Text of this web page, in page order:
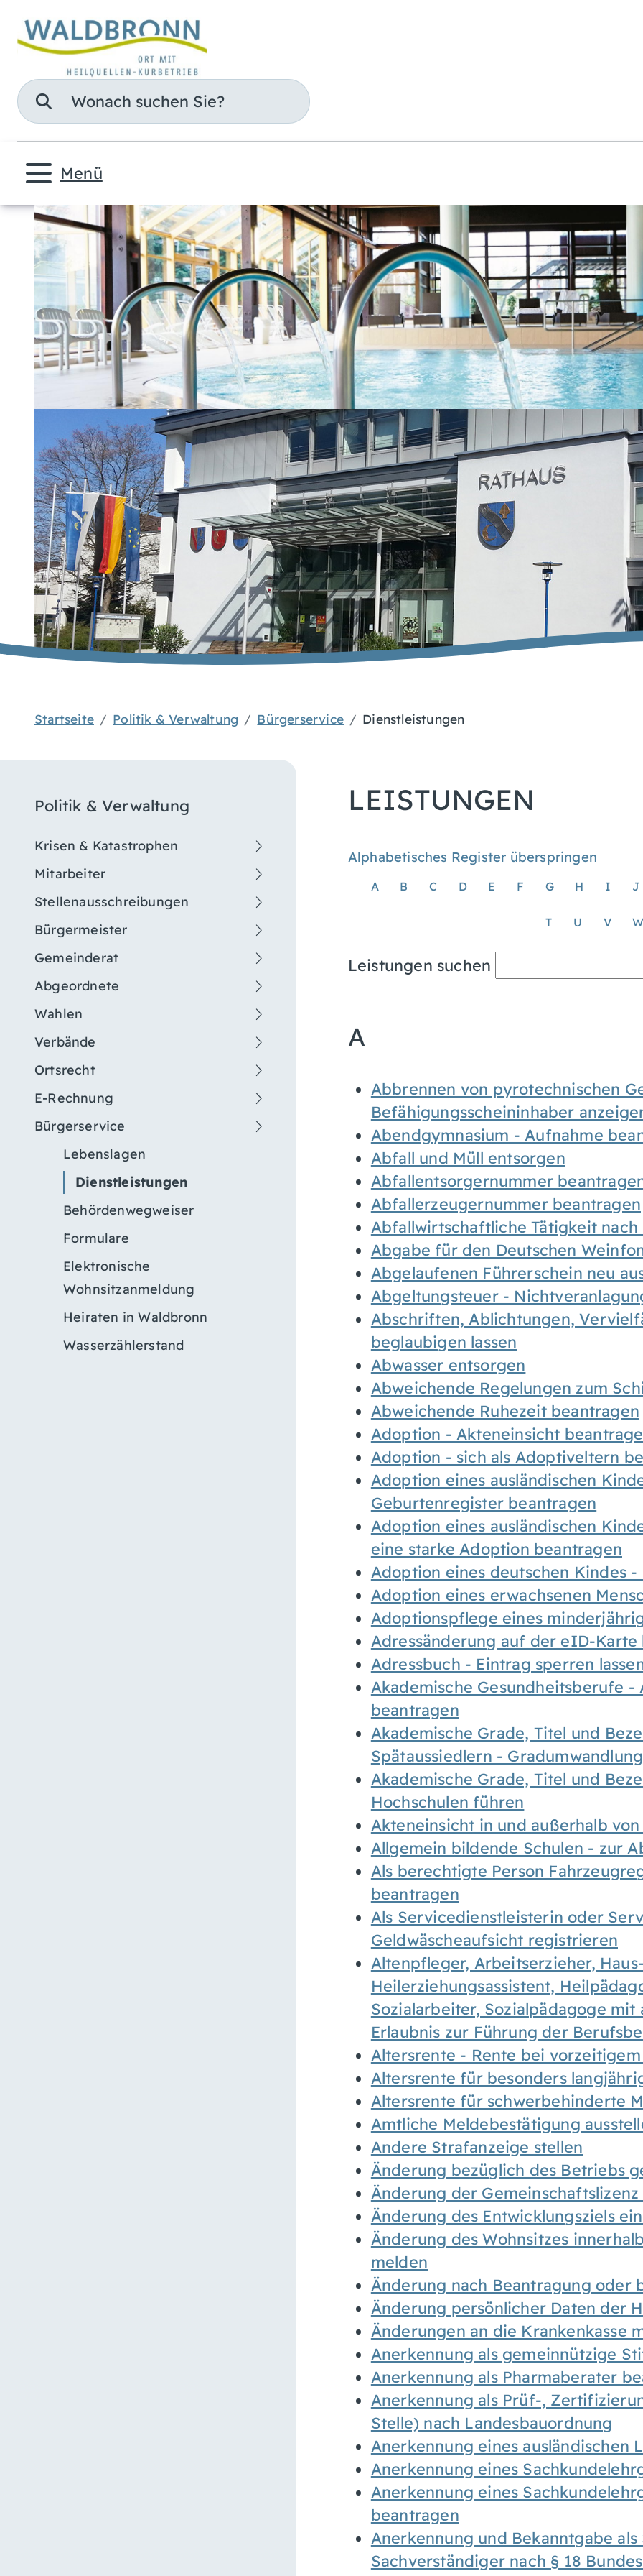
Suche
Menü
Startseite Politik & Verwaltung Bürgerservice Dienstleistungen
Politik & Verwaltung
Krisen & Katastrophen
Mitarbeiter
Stellenausschreibungen
Bürgermeister
Gemeinderat
Abgeordnete
Wahlen
Verbände
Ortsrecht
E-Rechnung
Bürgerservice
Lebenslagen
Dienstleistungen
Behördenwegweiser
Formulare
Elektronische
Wohnsitzanmeldung
Heiraten in Waldbronn
Wasserzählerstand
LEISTUNGEN
Alphabetisches Register überspringen
A B C D E F G H I J
T U V W
Leistungen suchen
A
Abbrennen von pyrotechnischen
Befähigungsscheininhaber
Abendgymnasium - Aufnahme
Abfall und Müll entsorgen
Abfallentsorgernummer
Abfallerzeugernummer beantragen
Abfallwirtschaftliche Tätigkeit
Abgabe für den Deutschen
Abgelaufenen Führerschein neu
Abgeltungsteuer -
Abschriften, Ablichtungen,
beglaubigen lassen
Abwasser entsorgen
Abweichende Regelungen zum
Abweichende Ruhezeit beantragen
Adoption - Akteneinsicht
Adoption - sich als Adoptiveltern
Adoption eines ausländischen
Geburtenregister beantragen
Adoption eines ausländischen
eine starke Adoption beantragen
Adoption eines deutschen Kindes
Adoption eines erwachsenen
Adoptionspflege eines
Adressänderung auf der eID-Karte
Adressbuch - Eintrag sperren
Akademische Gesundheitsberufe
beantragen
Akademische Grade, Titel und
Spätaussiedlern -
Akademische Grade, Titel und
Hochschulen führen
Akteneinsicht in und außerhalb
Allgemein bildende Schulen - zur
Als berechtigte Person
beantragen
Als Servicedienstleisterin oder
Geldwäscheaufsicht registrieren
Altenpfleger, Arbeitserzieher,
Heilerziehungsassistent,
Sozialarbeiter, Sozialpädagoge
Erlaubnis zur Führung der
Altersrente - Rente bei
Altersrente für besonders
Altersrente für schwerbehinderte
Amtliche Meldebestätigung
Andere Strafanzeige stellen
Änderung bezüglich des Betriebs
Änderung der
Änderung des Entwicklungsziels
Änderung des Wohnsitzes
melden
Änderung nach Beantragung oder
Änderung persönlicher Daten der
Änderungen an die Krankenkasse
Anerkennung als gemeinnützige
Anerkennung als Pharmaberater
Anerkennung als Prüf-,
Stelle) nach Landesbauordnung
Anerkennung eines ausländischen
Anerkennung eines
Anerkennung eines
beantragen
Anerkennung und Bekanntgabe
Sachverständiger nach § 18